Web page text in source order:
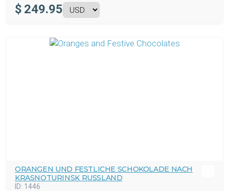
$ 249.95
ORANGEN UND FESTLICHE SCHOKOLADE NACH
KRASNOTURINSK RUSSLAND
ID: 1446